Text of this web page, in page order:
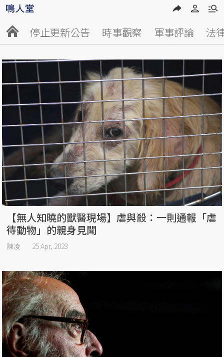
停止更新公告 時事觀察 軍事評論 法
【無人知曉的獸醫現場】虐與殺：一則通報「虐
待動物」的親身見聞
陳凌 25 Apr, 2023